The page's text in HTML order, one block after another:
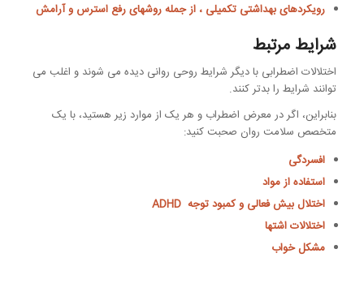
رویکردهای بهداشتی تکمیلی ، از جمله روشهای رفع استرس و آرامش
شرایط مرتبط
اختلالات اضطرابی با دیگر شرایط روحی روانی دیده می شوند و اغلب می
توانند شرایط را بدتر کنند.
بنابراین، اگر در معرض اضطراب و هر یک از موارد زیر هستید، با یک
متخصص سلامت روان صحبت کنید:
افسردگی
استفاده از مواد
اختلال بیش فعالی و کمبود توجه ADHD
اختلالات اشتها
مشکل خواب